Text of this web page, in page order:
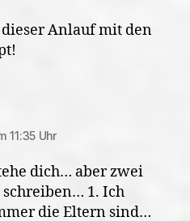
Anlauf mit den
11:35 Uhr
dich… aber zwei
schreiben… 1. Ich
die Eltern sind…